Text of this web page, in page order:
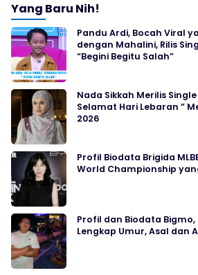
Yang Baru Nih!
Pandu Ardi, Bocah Viral
dengan Mahalini, Rilis
“Begini Begitu Salah”
Nada Sikkah Merilis
Selamat Hari Lebaran ”
2026
Profil Biodata Brigida
World Championship
Profil dan Biodata
Lengkap Umur, Asal dan